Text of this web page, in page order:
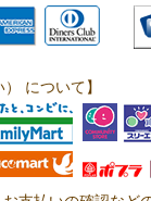
について】